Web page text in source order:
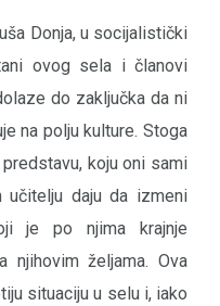
Donja, u socijalistički
ovog sela i članovi
do zaključka da ni
na polju kulture. Stoga
koju oni sami
učitelju daju da izmeni
je po njima krajnje
željama. Ova
situaciju u selu i, iako